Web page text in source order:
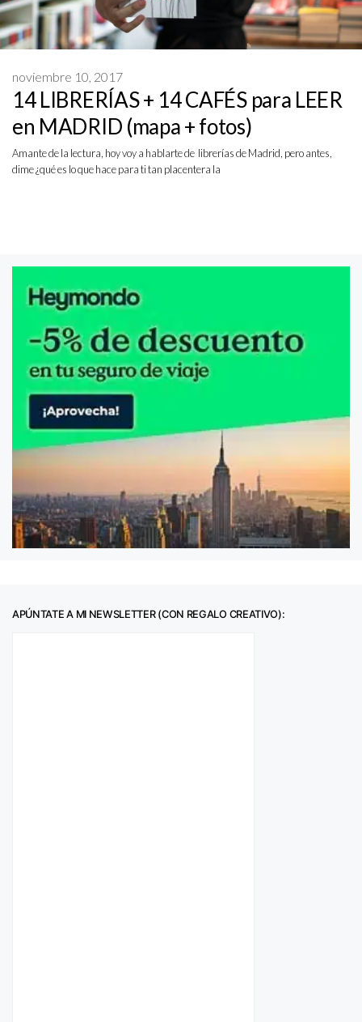
14 LIBRERÍAS + 14 CAFÉS para LEER
en MADRID (mapa + fotos)
noviembre 10, 2017
Amante de la lectura, hoy voy a hablarte de librerías de Madrid, pero antes,
dime ¿qué es lo que hace para ti tan placentera la
APÚNTATE A MI NEWSLETTER (CON REGALO CREATIVO):